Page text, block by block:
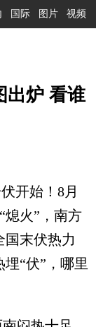
国际 图片 视频
出炉 看谁
开始！8月
熄火”，南方
国末伏热力
“伏”，哪里